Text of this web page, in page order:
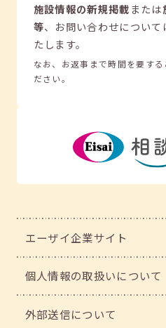
施設情報の新規掲載または
等、 お問い合わせについ
たします。
なお、お返事まで時間を要す
ださい。
エーザイ企業サイト
個人情報の取扱いについて
外部送信について